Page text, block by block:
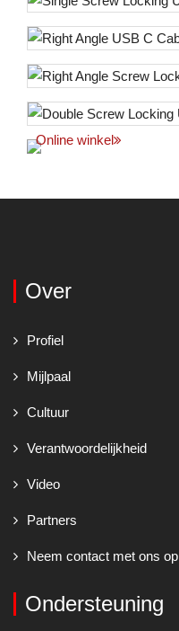
Online winkel
Over
Profiel
Mijlpaal
Cultuur
Verantwoordelijkheid
Video
Partners
Neem contact met ons op
Ondersteuning